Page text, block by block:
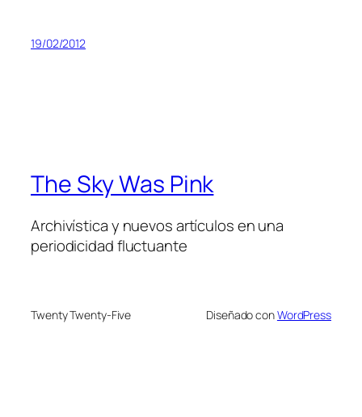
19/02/2012
The Sky Was Pink
Archivística y nuevos artículos en una
periodicidad fluctuante
Twenty Twenty-Five Diseñado conWordPress